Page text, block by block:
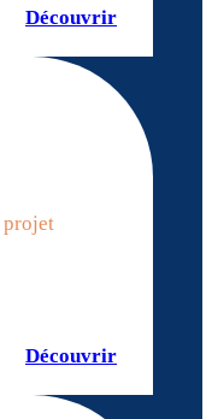
Découvrir
projet
Découvrir